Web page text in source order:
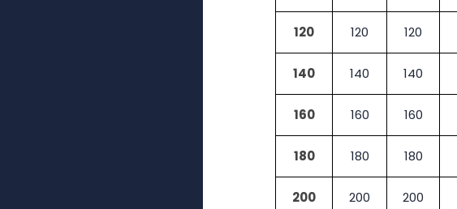
120 120 120
140 140 140
160 160 160
180 180 180
200 200 200